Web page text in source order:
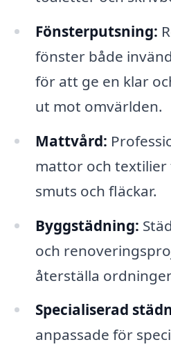
Fönsterputsning:
fönster både
för att ge en klar
ut mot omvärlden.
Mattvård:
mattor och
smuts och fläckar.
Byggstädning:
och
återställa
Specialiserad
anpassade för